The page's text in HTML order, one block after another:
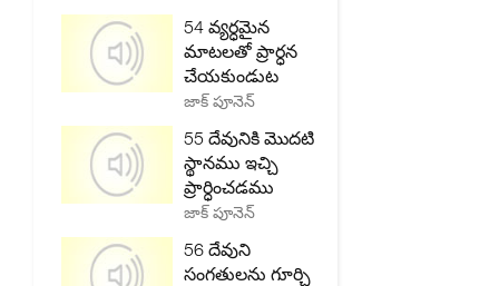
54 వ్యర్ధమైన
మాటలతో ప్రార్ధన
చేయకుండుట
జాక్ పూనెన్
55 దేవునికి మొదటి
స్థానము ఇచ్చి
ప్రార్ధించడము
జాక్ పూనెన్
56 దేవుని
సంగతులను గూర్చి